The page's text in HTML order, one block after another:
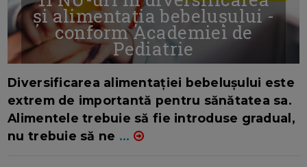
și alimentația bebelușului -
conform Academiei de
Pediatrie
Diversificarea alimentației bebelușului este
extrem de importantă pentru sănătatea sa.
Alimentele trebuie să fie introduse gradual,
nu trebuie să ne ...